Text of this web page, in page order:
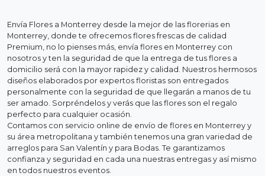
Envía Flores a Monterrey desde la mejor de las florerias en
Monterrey, donde te ofrecemos flores frescas de calidad
Premium, no lo pienses más, envía flores en Monterrey con
nosotros y ten la seguridad de que la entrega de tus flores a
domicilio será con la mayor rapidez y calidad. Nuestros hermosos
diseños elaborados por expertos floristas son entregados
personalmente con la seguridad de que llegarán a manos de tu
ser amado. Sorpréndelos y verás que las flores son el regalo
perfecto para cualquier ocasión.
Contamos con servicio online de envío de flores en Monterrey y
su área metropolitana y también tenemos una gran variedad de
arreglos para San Valentín y para Bodas. Te garantizamos
confianza y seguridad en cada una nuestras entregas y así mismo
en todos nuestros eventos.